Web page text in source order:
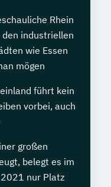
Rhein
industriellen
wie Essen
mögen
führt kein
vorbei, auch
großen
belegt es im
nur Platz